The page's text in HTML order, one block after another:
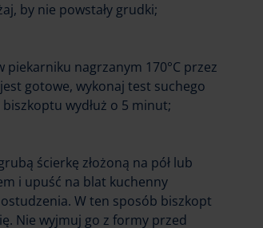
by nie powstały grudki;
nagrzanym 170°C przez
gotowe, wykonaj test suchego
wydłuż o 5 minut;
ścierkę złożoną na pół lub
i upuść na blat kuchenny
W ten sposób biszkopt
Nie wyjmuj go z formy przed